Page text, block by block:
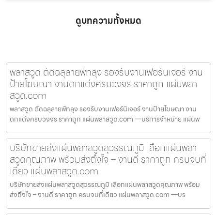
ดูบทความทั้งหมด
พลาสวูด ตัดฉลุลายพัทลุง รองรับงานเฟอร์นิเจอร์ งาน
ป้ายโฆษณา งานตกแต่งครบวงจร ราคาถูก แผ่นพลา
สวูด.com
พลาสวูด ตัดฉลุลายพัทลุง รองรับงานเฟอร์นิเจอร์ งานป้ายโฆษณา งาน
ตกแต่งครบวงจร ราคาถูก แผ่นพลาสวูด.com —บริการจำหน่าย แผ่นพ
บริษัทขายส่งแผ่นพลาสวูดสุวรรณภูมิ เลือกแผ่นพลา
สวูดคุณภาพ พร้อมส่งถึงใจ – งานดี ราคาถูก ครบจบที่
เดียว แผ่นพลาสวูด.com
บริษัทขายส่งแผ่นพลาสวูดสุวรรณภูมิ เลือกแผ่นพลาสวูดคุณภาพ พร้อม
ส่งถึงใจ – งานดี ราคาถูก ครบจบที่เดียว แผ่นพลาสวูด.com —บร